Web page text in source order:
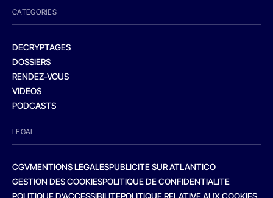
CATEGORIES
DECRYPTAGES
DOSSIERS
RENDEZ-VOUS
VIDEOS
PODCASTS
LEGAL
CGVMENTIONS LEGALESPUBLICITE SUR ATLANTICO
GESTION DES COOKIESPOLITIQUE DE CONFIDENTIALITE
POLITIQUE D’ACCESSIBILITEPOLITIQUE RELATIVE AUX COOKIES